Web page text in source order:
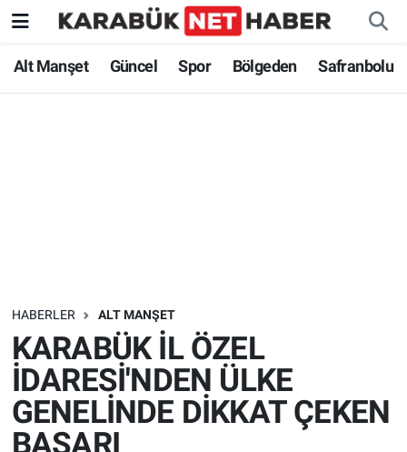
Alt Manşet Güncel Spor Bölgeden Safranbolu
HABERLER ALT MANŞET
KARABÜK İL ÖZEL
İDARESİ'NDEN ÜLKE
GENELİNDE DİKKAT ÇEKEN
BAŞARI